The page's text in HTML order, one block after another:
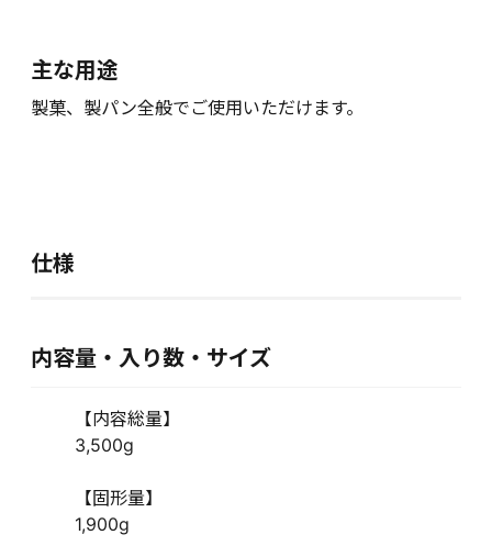
主な用途
製菓、製パン全般でご使用いただけます。
仕様
内容量・入り数・サイズ
【内容総量】
3,500g
【固形量】
1,900g